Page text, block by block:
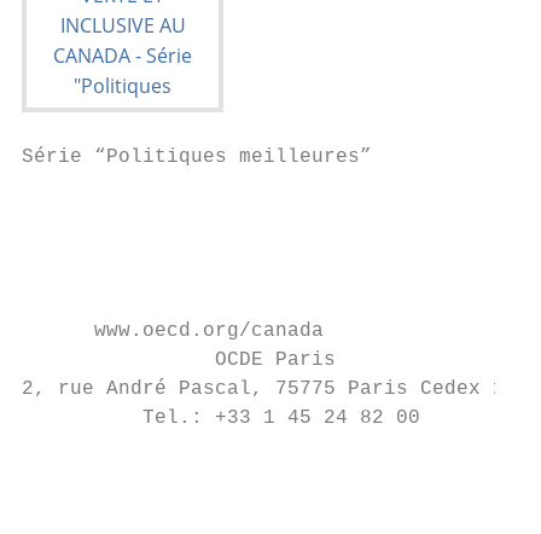
Série “Politiques meilleures”
      www.oecd.org/canada
                OCDE Paris
2, rue André Pascal, 75775 Paris Cedex 16
          Tel.: +33 1 45 24 82 00